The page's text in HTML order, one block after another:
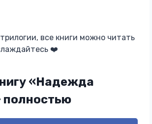
все книги можно читать
❤️
«Надежда